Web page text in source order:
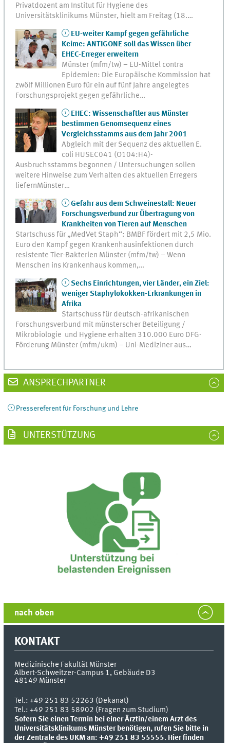
Privatdozent am Institut für Hygiene des
Universitätsklinikums Münster, hielt am Freitag (18.…
EU-weiter Kampf gegen gefährliche
Keime: ANTIGONE soll das Wissen über
EHEC-Erreger erweitern
Münster (mfm/tw) – EU-Mittel contra
Epidemien: Die Europäische Kommission hat
zwölf Millionen Euro für ein auf fünf Jahre angelegtes
Forschungsprojekt gegen gefährliche…
EHEC: Wissenschaftler aus Münster
bestimmen Genomsequenz eines
Vergleichsstamms aus dem Jahr 2001
Abgleich mit der Sequenz des aktuellen E.
coli HUSEC041 (O104:H4)-
Ausbruchsstamms begonnen / Untersuchungen sollen
weitere Hinweise zum Verhalten des aktuellen Erregers
liefernMünster…
Gefahr aus dem Schweinestall: Neuer
Forschungsverbund zur Übertragung von
Krankheiten von Tieren auf Menschen
Startschuss für „MedVet Staph“: BMBF fördert mit 2,5 Mio.
Euro den Kampf gegen Krankenhausinfektionen durch
resistente Tier-Bakterien Münster (mfm/tw) – Wenn
Menschen ins Krankenhaus kommen,…
Sechs Einrichtungen, vier Länder, ein Ziel:
weniger Staphylokokken-Erkrankungen in
Afrika
Startschuss für deutsch-afrikanischen
Forschungsverbund mit münsterscher Beteiligung /
Mikrobiologie und Hygiene erhalten 310.000 Euro DFG-
Förderung Münster (mfm/ukm) – Uni-Mediziner aus…
ANSPRECHPARTNER
Pressereferent für Forschung und Lehre
UNTERSTÜTZUNG
nach oben
KONTAKT
Medizinische Fakultät Münster
Albert-Schweitzer-Campus 1, Gebäude D3
48149 Münster
Tel.:+49 251 83 52263 (Dekanat)
Tel.: +49 251 83 58902 (Fragen zum Studium)
Sofern Sie einen Termin bei einer Ärztin/einem Arzt des
Universitätsklinikums Münster benötigen, rufen Sie bitte in
der Zentrale des UKM an: +49 251 83 55555. Hier finden